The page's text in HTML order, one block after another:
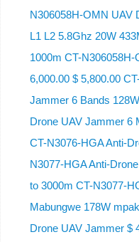
N306058H-OMN UAV
L1 L2 5.8Ghz 20W
1000m CT-
6,000.00 $ 5,800.00
Jammer 6 Bands
Drone UAV Jammer 6
CT-N3076-HGA ​​Anti-
N3077-HGA Anti-
to 3000m CT-N3077-
Mabungwe 178W
Drone UAV Jammer $